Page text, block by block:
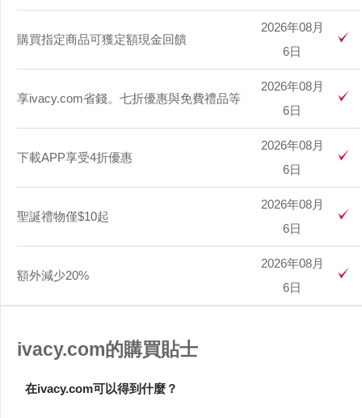
購買指定商品可獲定額現金回饋
2026年08月
6日
享ivacy.com省錢。七折優惠與免費禮品等
2026年08月
6日
下載APP享受4折優惠
2026年08月
6日
聖誕禮物僅$10起
2026年08月
6日
額外減少20%
2026年08月
6日
ivacy.com的購買貼士
在ivacy.com可以得到什麼？